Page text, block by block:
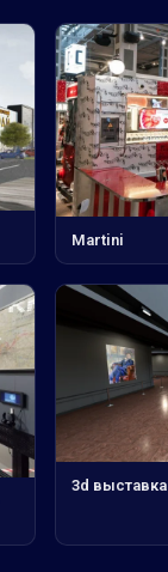
Martini
3d выставка